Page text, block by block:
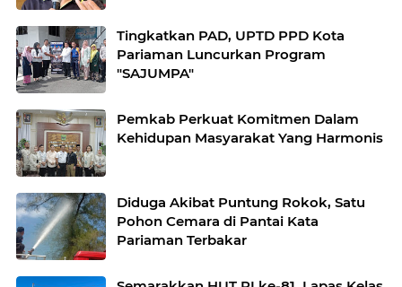
Tingkatkan PAD, UPTD PPD Kota
Pariaman Luncurkan Program
"SAJUMPA"
Pemkab Perkuat Komitmen Dalam
Kehidupan Masyarakat Yang Harmonis
Diduga Akibat Puntung Rokok, Satu
Pohon Cemara di Pantai Kata
Pariaman Terbakar